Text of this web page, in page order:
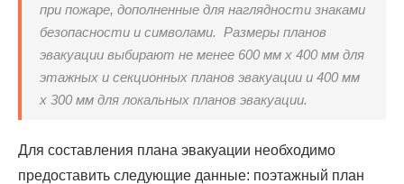
при пожаре, дополненные для наглядности знаками
безопасности и символами. Размеры планов
эвакуации выбирают не менее 600 мм х 400 мм для
этажных и секционных планов эвакуации и 400 мм
х 300 мм для локальных планов эвакуации.
Для составления плана эвакуации необходимо
предоставить следующие данные: поэтажный план